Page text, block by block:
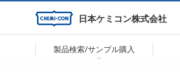
日本ケミコン株式会社
製品検索/サンプル購入